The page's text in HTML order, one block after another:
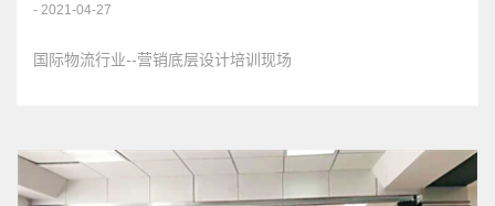
- 2021-04-27
国际物流行业--营销底层设计培训现场